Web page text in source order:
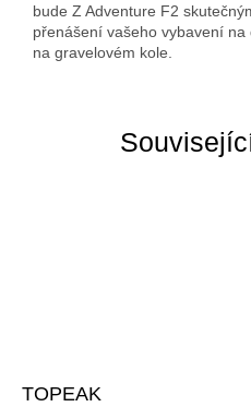
TOPEAK
bude Z Adventure F2
přenášení vašeho vybavení
na gravelovém kole.